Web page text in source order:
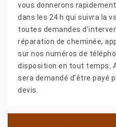
vous donnerons
dans les 24 h qui suivra la
toutes demandes
réparation de cheminée,
sur nos numéros de
disposition en tout temps.
sera demandé d’être payé
devis.